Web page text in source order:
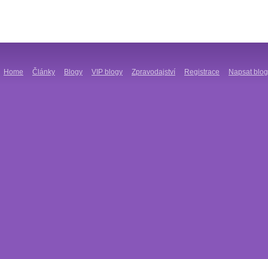
Home Články Blogy VIP blogy Zpravodajství Registrace Napsat blog